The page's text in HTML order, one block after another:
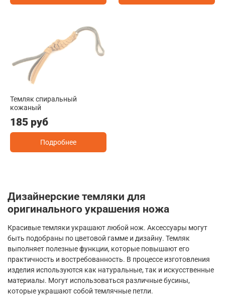
Темляк спиральный
кожаный
185 руб
Подробнее
Дизайнерские темляки для
оригинального украшения ножа
Красивые темляки украшают любой нож. Аксессуары могут
быть подобраны по цветовой гамме и дизайну. Темляк
выполняет полезные функции, которые повышают его
практичность и востребованность. В процессе изготовления
изделия используются как натуральные, так и искусственные
материалы. Могут использоваться различные бусины,
которые украшают собой темлячные петли.